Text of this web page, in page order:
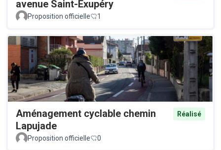
avenue Saint-Exupéry
Proposition officielle 1
Aménagement cyclable chemin
Lapujade
Réalisé
Proposition officielle 0